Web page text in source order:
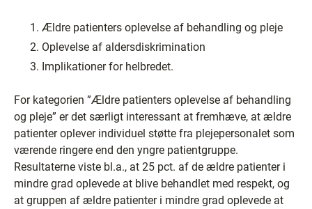
Ældre patienters oplevelse af behandling og pleje
Oplevelse af aldersdiskrimination
Implikationer for helbredet.
For kategorien ”Ældre patienters oplevelse af behandling
og pleje” er det særligt interessant at fremhæve, at ældre
patienter oplever individuel støtte fra plejepersonalet som
værende ringere end den yngre patientgruppe.
Resultaterne viste bl.a., at 25 pct. af de ældre patienter i
mindre grad oplevede at blive behandlet med respekt, og
at gruppen af ældre patienter i mindre grad oplevede at